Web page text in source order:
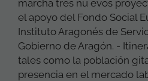
marcha tres nu evos
el apoyo del Fondo Social
Instituto Aragonés de
Gobierno de Aragón. -
tales como la población
presencia en el mercado